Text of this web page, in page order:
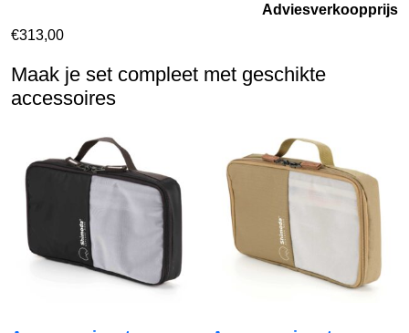
Adviesverkoopprijs
€313,00
Maak je set compleet met geschikte
accessoires